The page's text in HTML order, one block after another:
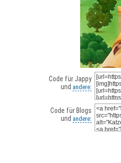
Code für Jappy
und andere:
Code für Blogs
und andere: